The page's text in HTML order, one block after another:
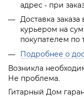
адрес - при
Доставка
курьером на
покупателем
Подробнее о
Возникла
Не проблема.
Гитарный Дом